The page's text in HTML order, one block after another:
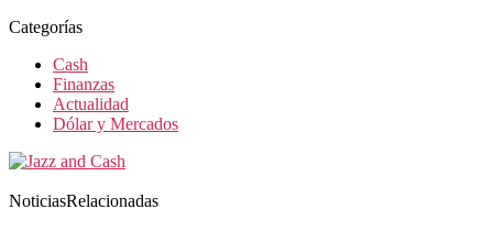
Categorías
Cash
Finanzas
Actualidad
Dólar y Mercados
NoticiasRelacionadas